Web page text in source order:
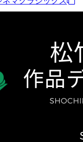
トア（通販サイト）
事業（English）